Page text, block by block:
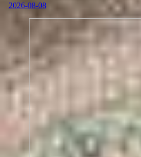
2026-08-08